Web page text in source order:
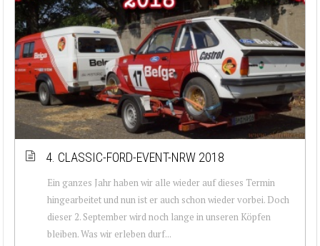
4. CLASSIC-FORD-EVENT-NRW 2018
Ein ganzes Jahr haben wir alle wieder auf dieses Termin
hingearbeitet und nun ist er auch schon wieder vorbei. Doch
dieser 2. September wird noch lange in unseren Köpfen
bleiben. Was wir erleben durf...